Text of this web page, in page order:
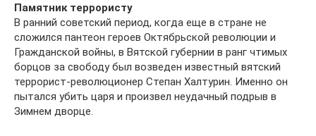
Памятник террористу
В ранний советский период, когда еще в стране не
сложился пантеон героев Октябрьской революции и
Гражданской войны, в Вятской губернии в ранг чтимых
борцов за свободу был возведен известный вятский
террорист-революционер Степан Халтурин. Именно он
пытался убить царя и произвел неудачный подрыв в
Зимнем дворце.